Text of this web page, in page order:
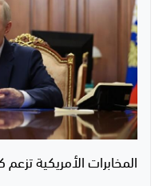
المخابرات الأمريكية